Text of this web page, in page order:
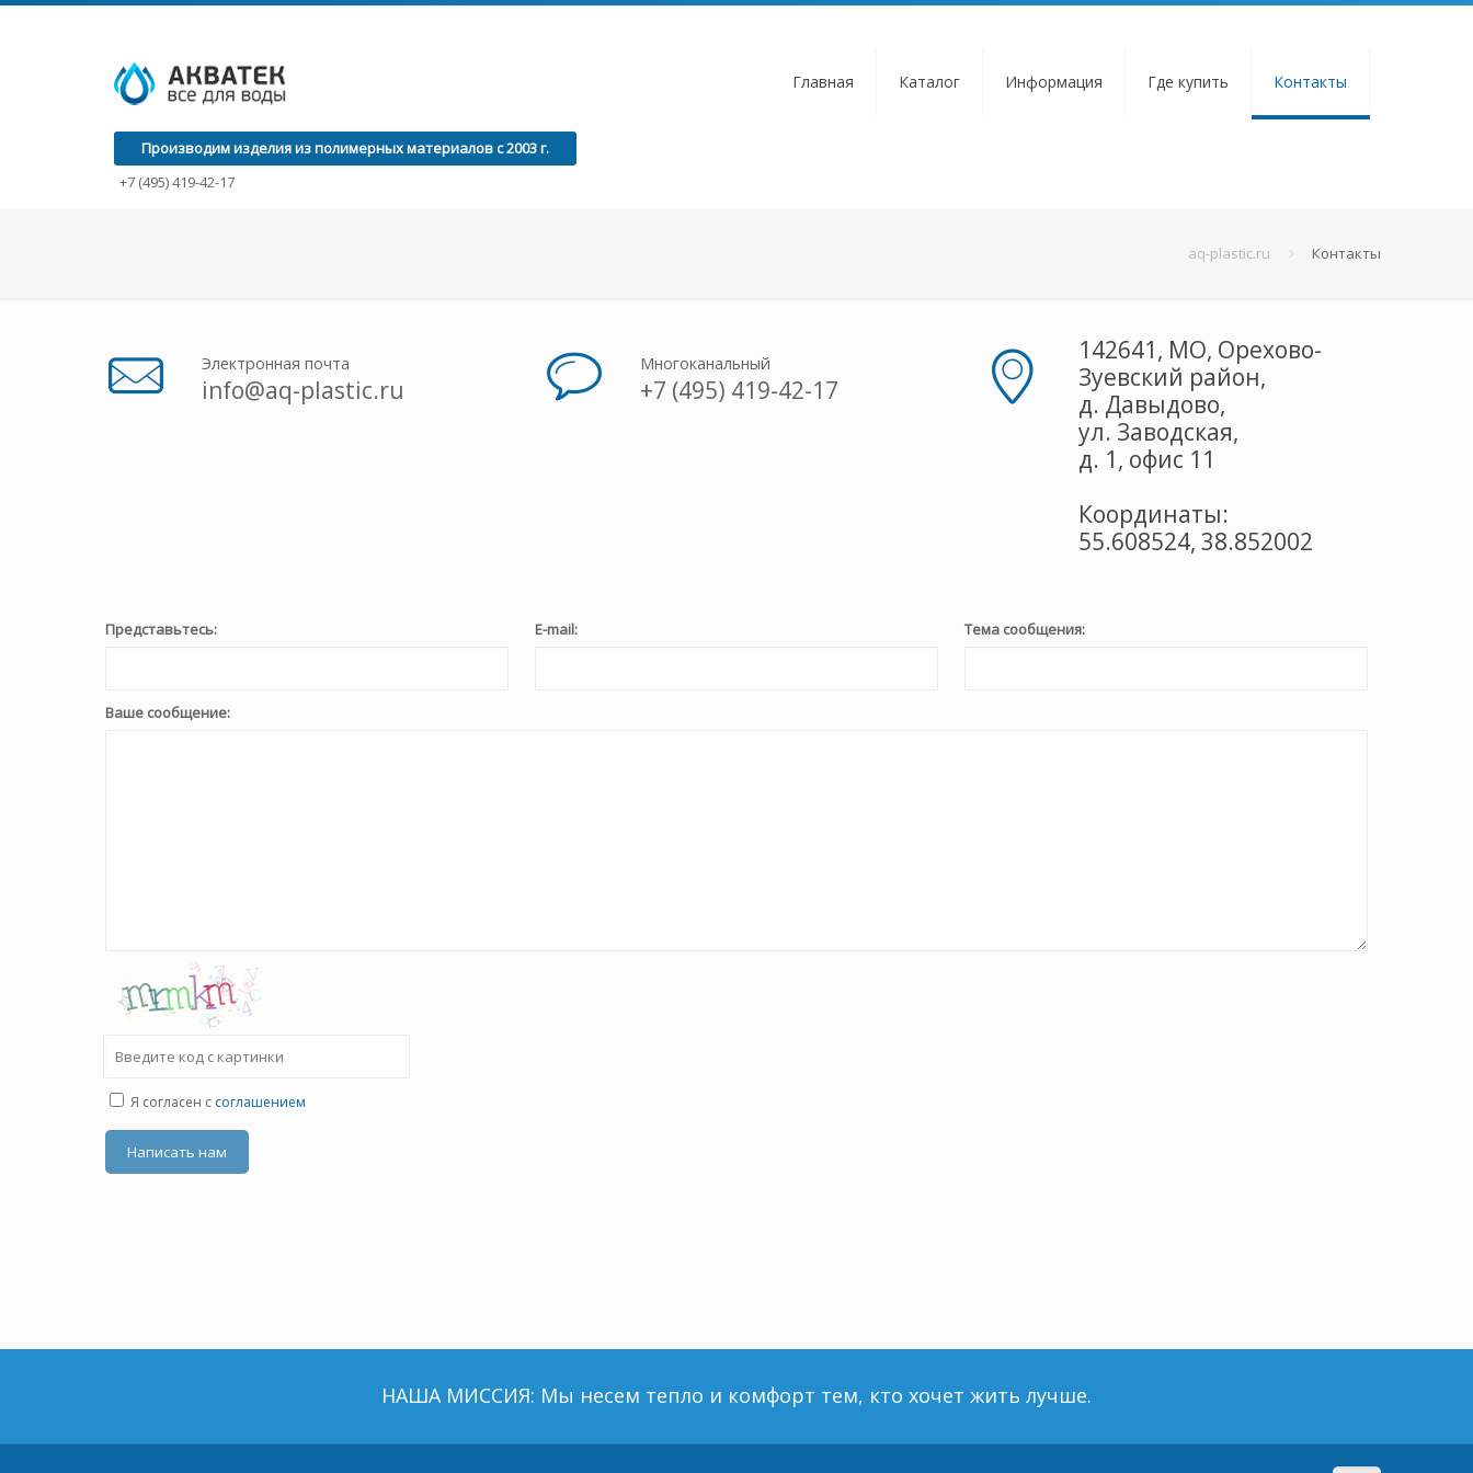
Производим изделия из полимерных материалов с 2003 г.
+7 (495) 419-42-17
Главная Каталог Информация Где купить Контакты
aq-plastic.ru Контакты
Электронная почта
info@aq-plastic.ru
Многоканальный
+7 (495) 419-42-17
142641, МО, Орехово-
Зуевский район,
д. Давыдово,
ул. Заводская,
д. 1, офис 11
Координаты:
55.608524, 38.852002
Представьтесь: E-mail: Тема сообщения:
Ваше сообщение:
Я согласен с соглашением
НАША МИССИЯ: Мы несем тепло и комфорт тем, кто хочет жить лучше.